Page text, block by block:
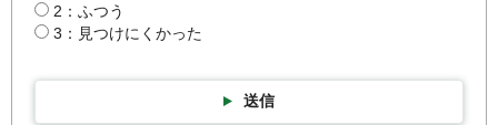
2：ふつう
3：見つけにくかった
送信